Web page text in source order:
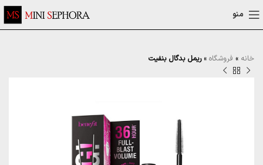
منو
خانه » فروشگاه »ریمل بدگال بنفیت